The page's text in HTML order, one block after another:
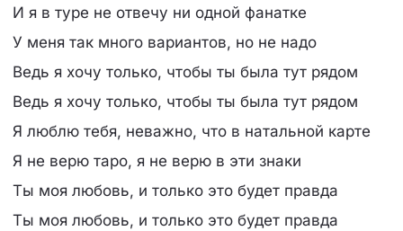
И я в туре не отвечу ни одной фанатке
У меня так много вариантов, но не надо
Ведь я хочу только, чтобы ты была тут рядом
Ведь я хочу только, чтобы ты была тут рядом
Я люблю тебя, неважно, что в натальной карте
Я не верю таро, я не верю в эти знаки
Ты моя любовь, и только это будет правда
Ты моя любовь, и только это будет правда